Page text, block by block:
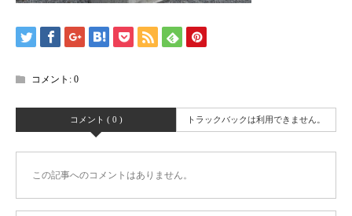
コメント: 0
コメント ( 0 ) トラックバックは利用できません。
この記事へのコメントはありません。